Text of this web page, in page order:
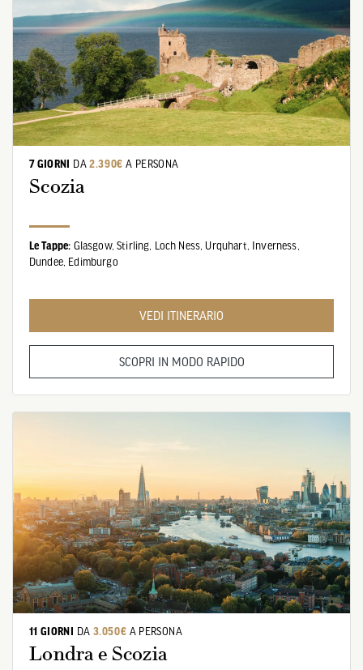
7 GIORNI DA2.390€ A PERSONA
Scozia
Le Tappe: Glasgow, Stirling, Loch Ness, Urquhart,
Inverness,
Dundee, Edimburgo
VEDI ITINERARIO
SCOPRI IN MODO RAPIDO
11 GIORNI DA 3.050€ A PERSONA
Londra e Scozia